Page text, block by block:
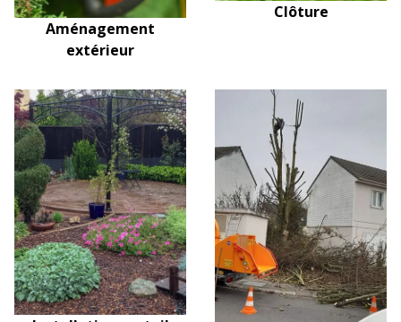
Aménagement
extérieur
Clôture